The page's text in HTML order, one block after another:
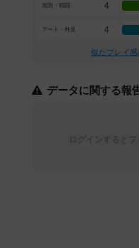
攻防・戦闘 4
アート・外見 4
似たプレイ
データに関する報